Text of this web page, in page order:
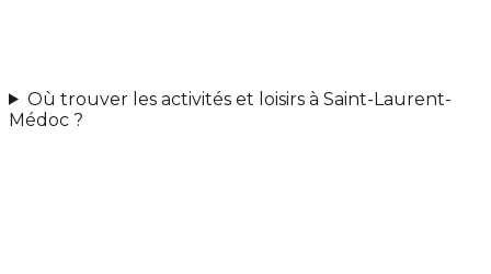
Où trouver les activités et loisirs à Saint-Laurent-
Médoc ?